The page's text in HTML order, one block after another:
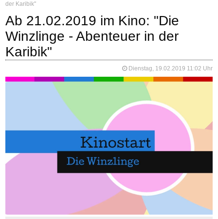
der Karibik"
Ab 21.02.2019 im Kino: "Die
Winzlinge - Abenteuer in der
Karibik"
Dienstag, 19.02.2019 11:02 Uhr